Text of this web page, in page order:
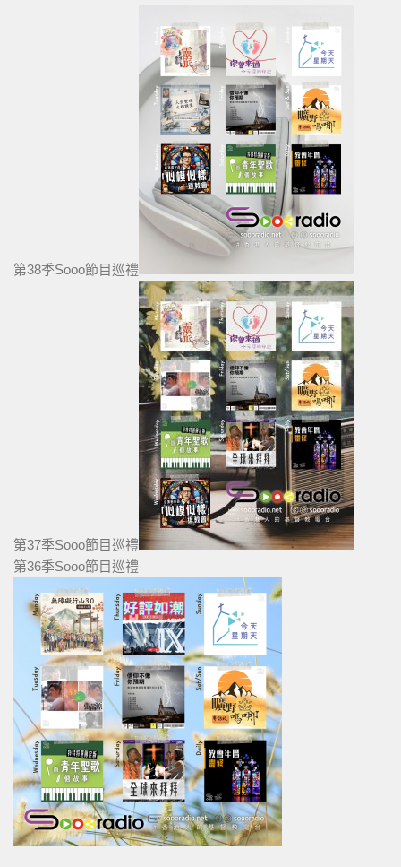
第38季Sooo節目巡禮
第37季Sooo節目巡禮
第36季Sooo節目巡禮